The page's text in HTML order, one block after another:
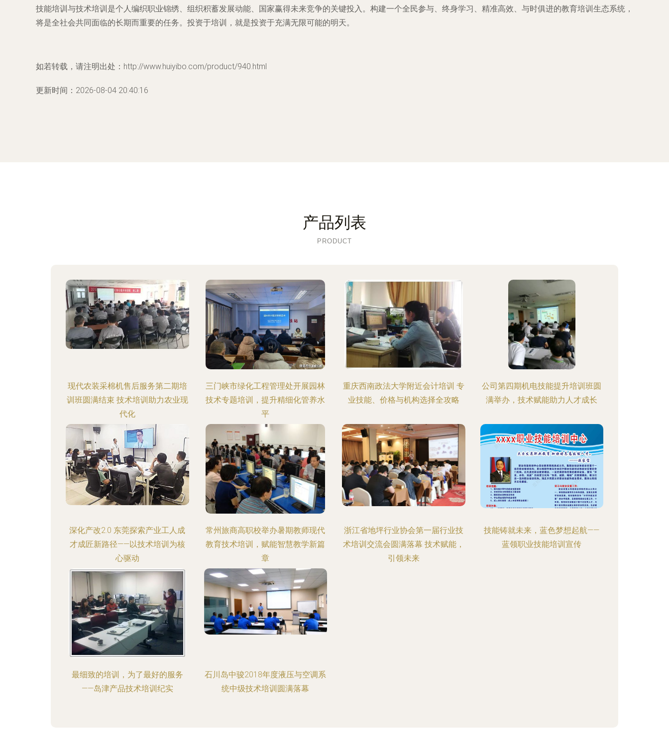
技能培训与技术培训是个人编织职业锦绣、组织积蓄发展动能、国家赢得未来竞争的关键投入。构建一个全民参与、终身学习、精准高效、与时俱进的教育培训生态系统，
将是全社会共同面临的长期而重要的任务。投资于培训，就是投资于充满无限可能的明天。
如若转载，请注明出处：http://www.huiyibo.com/product/940.html
更新时间：2026-08-04 20:40:16
产品列表
PRODUCT
现代农装采棉机售后服务第二期培
训班圆满结束 技术培训助力农业现
代化
三门峡市绿化工程管理处开展园林
技术专题培训，提升精细化管养水
平
重庆西南政法大学附近会计培训 专
业技能、价格与机构选择全攻略
公司第四期机电技能提升培训班圆
满举办，技术赋能助力人才成长
深化产改2.0 东莞探索产业工人成
才成匠新路径——以技术培训为核
心驱动
常州旅商高职校举办暑期教师现代
教育技术培训，赋能智慧教学新篇
章
浙江省地坪行业协会第一届行业技
术培训交流会圆满落幕 技术赋能，
引领未来
技能铸就未来，蓝色梦想起航——
蓝领职业技能培训宣传
最细致的培训，为了最好的服务
——岛津产品技术培训纪实
石川岛中骏2018年度液压与空调系
统中级技术培训圆满落幕